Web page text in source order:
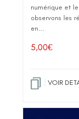
numérique et
observons les
en...
5,00€
VOIR